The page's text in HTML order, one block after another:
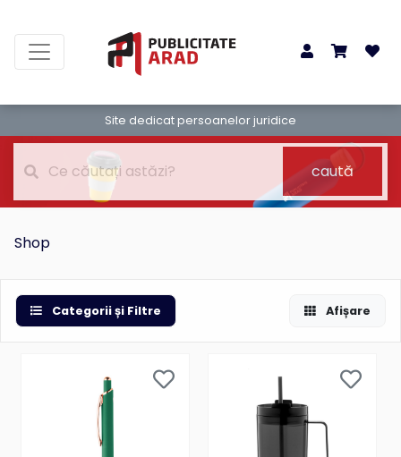
Site dedicat persoanelor juridice
caută
Shop
Categorii și Filtre Afișare